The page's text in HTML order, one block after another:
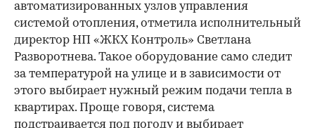
автоматизированных узлов управления
системой отопления, отметила исполнительный
директор НП «ЖКХ Контроль» Светлана
Разворотнева. Такое оборудование само следит
за температурой на улице и в зависимости от
этого выбирает нужный режим подачи тепла в
квартирах. Проще говоря, система
подстраивается под погоду и выбирает